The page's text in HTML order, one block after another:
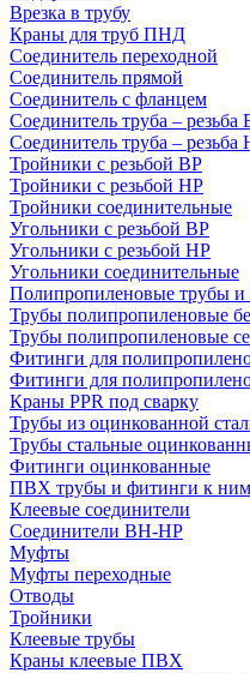
Врезка в трубу
Краны для труб ПНД
Соединитель переходной
Соединитель прямой
Соединитель с фланцем
Соединитель труба – резьба
Соединитель труба – резьба
Тройники с резьбой ВР
Тройники с резьбой НР
Тройники соединительные
Угольники с резьбой ВР
Угольники с резьбой НР
Угольники соединительные
Полипропиленовые трубы и
Трубы полипропиленовые
Трубы полипропиленовые
Фитинги для
Фитинги для
Краны PPR под сварку
Трубы из оцинкованной
Трубы стальные
Фитинги оцинкованные
ПВХ трубы и фитинги к ним
Клеевые соединители
Соединители ВН-НР
Муфты
Муфты переходные
Отводы
Тройники
Клеевые трубы
Краны клеевые ПВХ